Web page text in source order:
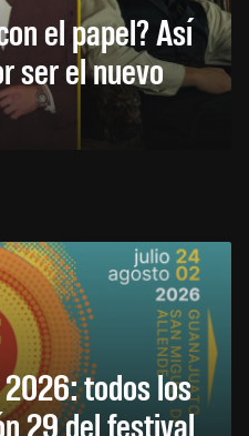
el papel? Así
ser el nuevo
2026: todos los
29 del festival